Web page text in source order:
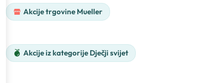
Akcije trgovine Mueller
Akcije iz kategorije Dječji svijet